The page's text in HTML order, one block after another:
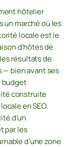
hôtelier
un marché où les
locale est le
d’hôtes de
résultats de
— bien avant ses
budget
construite
en SEO
d’un
par les
d’une zone